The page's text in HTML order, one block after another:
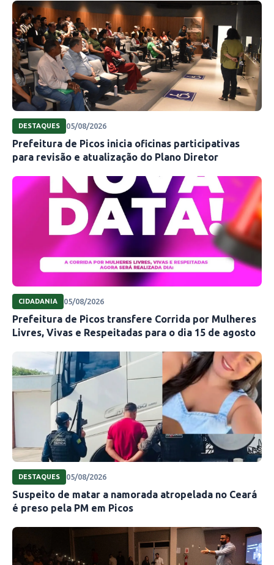
DESTAQUES 05/08/2026
Prefeitura de Picos inicia oficinas participativas
para revisão e atualização do Plano Diretor
CIDADANIA 05/08/2026
Prefeitura de Picos transfere Corrida por Mulheres
Livres, Vivas e Respeitadas para o dia 15 de agosto
DESTAQUES 05/08/2026
Suspeito de matar a namorada atropelada no Ceará
é preso pela PM em Picos